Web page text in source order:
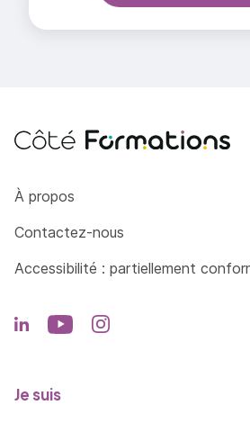
Effectuer les opérations
Côté Formations
À propos
Contactez-nous
Accessibilité : partiellement
Je suis